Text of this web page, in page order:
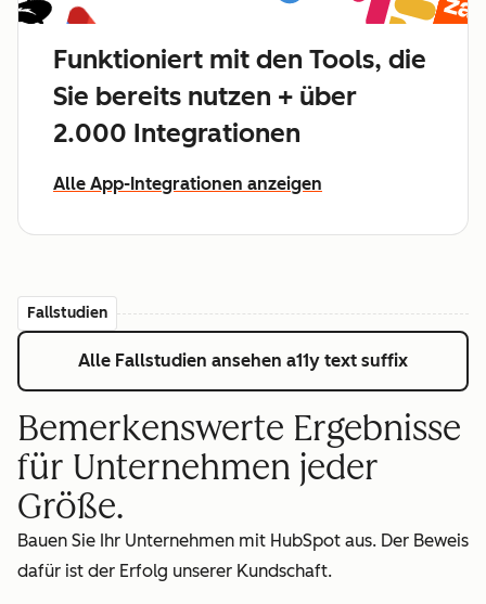
Funktioniert mit den Tools, die
Sie bereits nutzen + über
2.000 Integrationen
Alle App-Integrationen anzeigen
Fallstudien
Alle Fallstudien ansehen a11y text suffix
Bemerkenswerte Ergebnisse
für Unternehmen jeder
Größe.
Bauen Sie Ihr Unternehmen mit HubSpot aus. Der Beweis
dafür ist der Erfolg unserer Kundschaft.